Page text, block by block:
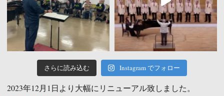
さらに読み込む Instagram でフォロー
2023年12月1日より大幅にリニューアル致しました。